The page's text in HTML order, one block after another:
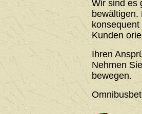
Wir sind es
bewältigen.
Kunden
Ihren
Nehmen
bewegen.